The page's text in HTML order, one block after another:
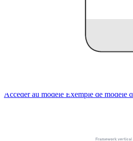
Accéder au modèle Exemple de modèle